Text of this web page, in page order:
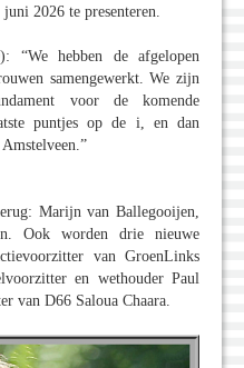
2026 te presenteren.
“We hebben de afgelopen
samengewerkt. We zijn
voor de komende
puntjes op de i, en dan
Marijn van Ballegooijen,
Ook worden drie nieuwe
van GroenLinks
en wethouder Paul
van D66 Saloua Chaara.